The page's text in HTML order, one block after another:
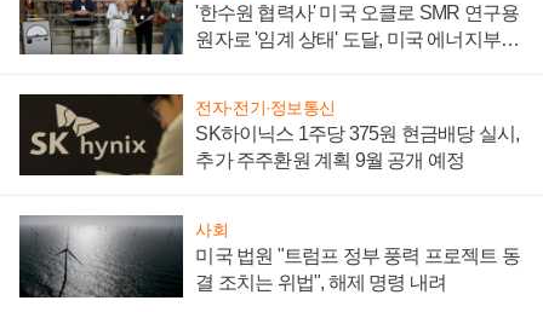
'한수원 협력사' 미국 오클로 SMR 연구용
원자로 '임계 상태' 도달, 미국 에너지부
전자·전기·정보통신
SK하이닉스 1주당 375원 현금배당 실시,
추가 주주환원 계획 9월 공개 예정
사회
미국 법원 "트럼프 정부 풍력 프로젝트 동
결 조치는 위법", 해제 명령 내려